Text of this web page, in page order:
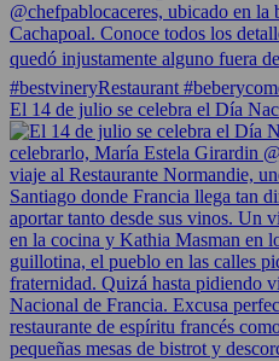
El 14 de julio se celebra el Día